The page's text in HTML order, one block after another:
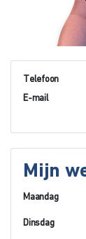
Telefoon
E-mail
Mijn
Maandag
Dinsdag